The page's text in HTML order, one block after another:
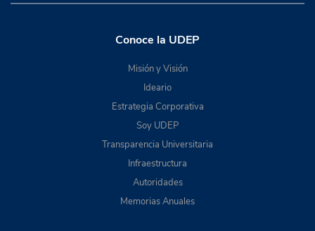
Conoce la UDEP
Misión y Visión
Ideario
Estrategia Corporativa
Soy UDEP
Transparencia Universitaria
Infraestructura
Autoridades
Memorias Anuales